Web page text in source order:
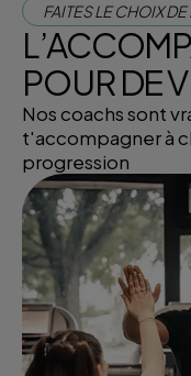
FAITES LE CHOIX
POUR DE
Nos coachs sont
t'accompagner à
progression